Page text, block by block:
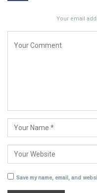
Your email
Save my name, email, and